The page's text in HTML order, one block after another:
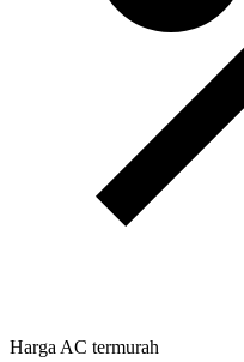
Harga AC termurah